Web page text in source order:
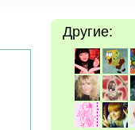
Другие: